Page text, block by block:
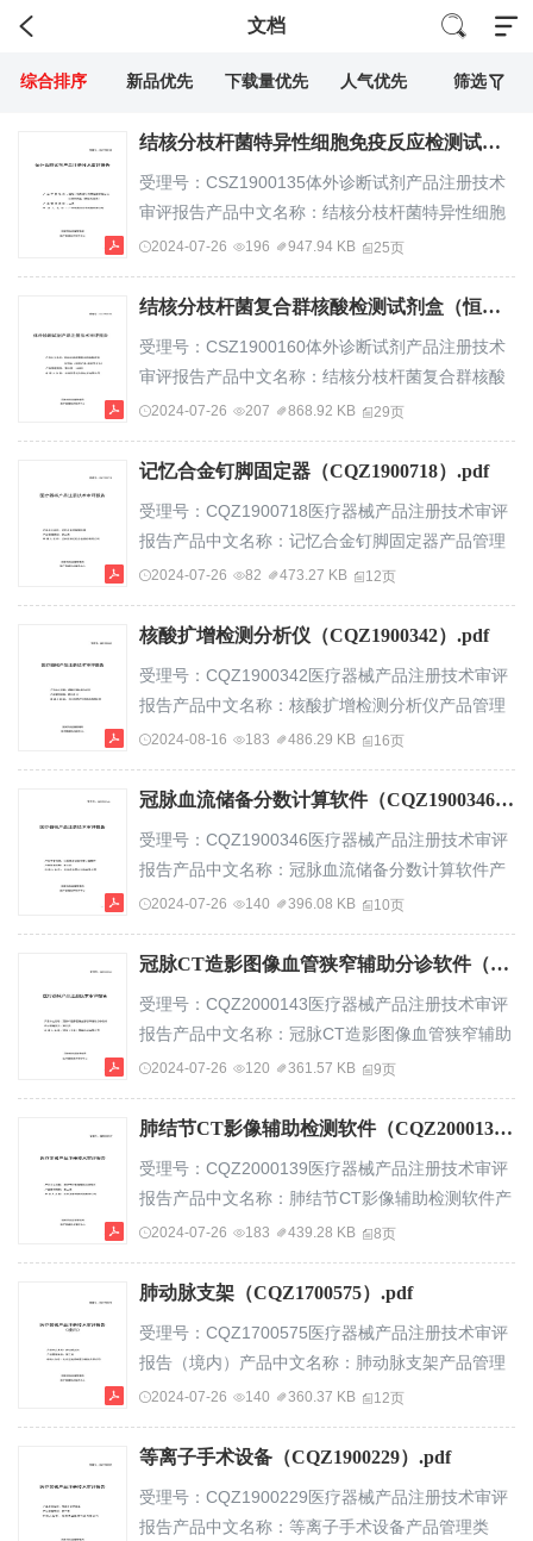
文档
综合排序 新品优先 下载量优先 人气优先 筛选
结核分枝杆菌特异性细胞免疫反应检测试剂盒（酶联免疫法）（CSZ1900135）.pdf
受理号：CSZ1900135体外诊断试剂产品注册技术
审评报告产品中文名称：结核分枝杆菌特异性细胞
免疫反应检测试剂盒（酶联免疫法）产品管理类
司国家药品监督管理局医疗器械技术审评中心—1—
息
一、申请人名称...................................................
2024-07-26 196 947.94 KB 25页
结核分枝杆菌复合群核酸检测试剂盒（恒温扩增-实时荧光法）（CSZ1900160）.pdf
受理号：CSZ1900160体外诊断试剂产品注册技术
审评报告产品中文名称：结核分枝杆菌复合群核酸
检测试剂盒（恒温扩增-实时荧光法）产品管理类
技术有限公司国家药品监督管理局医疗器械技术审
息
一、申请人名称............................................
2024-07-26 207 868.92 KB 29页
记忆合金钉脚固定器（CQZ1900718）.pdf
受理号：CQZ1900718医疗器械产品注册技术审评
报告产品中文名称：记忆合金钉脚固定器产品管理
类别：第三类申请人名称：兰州西脉记忆合金股份
心—1—目录基本信
称..........................................3二、申请人住
所..........................................3三、生产地
址................................
2024-07-26 82 473.27 KB 12页
核酸扩增检测分析仪（CQZ1900342）.pdf
受理号：CQZ1900342医疗器械产品注册技术审评
报告产品中文名称：核酸扩增检测分析仪产品管理
类别：第三类22申请人名称：杭州优思达生物技术
心-1-目录基本信
名称................................................3二、申请人住
所................................................3三、生产地
址................
2024-08-16 183 486.29 KB 16页
冠脉血流储备分数计算软件（CQZ1900346）.pdf
受理号：CQZ1900346医疗器械产品注册技术审评
报告产品中文名称：冠脉血流储备分数计算软件产
品管理类别：第三类申请人名称：北京昆仑医云科
中心—1—目录基本信
一、申请人名
称..........................................................................................
2024-07-26 140 396.08 KB 10页
冠脉CT造影图像血管狭窄辅助分诊软件（CQZ2000143）.pdf
受理号：CQZ2000143医疗器械产品注册技术审评
报告产品中文名称：冠脉CT造影图像血管狭窄辅助
分诊软件产品管理类别：第三类申请人名称：语坤
疗器械技术审评中心—1—目录基本信
称.........................................3二、申请人住
所.........................................3三、生产地
址...................
2024-07-26 120 361.57 KB 9页
肺结节CT影像辅助检测软件（CQZ2000139）.pdf
受理号：CQZ2000139医疗器械产品注册技术审评
报告产品中文名称：肺结节CT影像辅助检测软件产
品管理类别：第三类申请人名称：杭州深睿博联科
中心—1—目录基本信
一、申请人名
称.....................................................................................
2024-07-26 183 439.28 KB 8页
肺动脉支架（CQZ1700575）.pdf
受理号：CQZ1700575医疗器械产品注册技术审评
报告（境内）产品中文名称：肺动脉支架产品管理
类别：第三类申请人名称：北京迈迪顶峰医疗科技
心—1—目录基本信
称...........................................3二、申请人住
2024-07-26 140 360.37 KB 12页
等离子手术设备（CQZ1900229）.pdf
受理号：CQZ1900229医疗器械产品注册技术审评
报告产品中文名称：等离子手术设备产品管理类